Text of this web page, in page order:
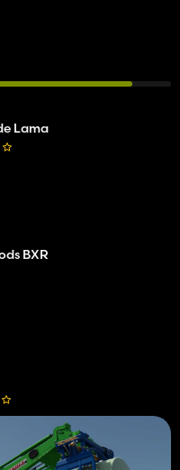
Lama
BXR